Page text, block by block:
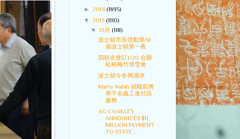
► 2014 (1695)
▼ 2013 (1110)
▼12月(118)
波士頓市長啓動第38
届波士頓第一夜
四校友會訂1/20 合辦
松柏梅竹滑雪會
波士頓今冬興溜冰
Marty Walsh 就職前將
率千名義工進社區
服務
AG COAKLEY
ANNOUNCES $11
MILLION PAYMENT
TO STATE ...